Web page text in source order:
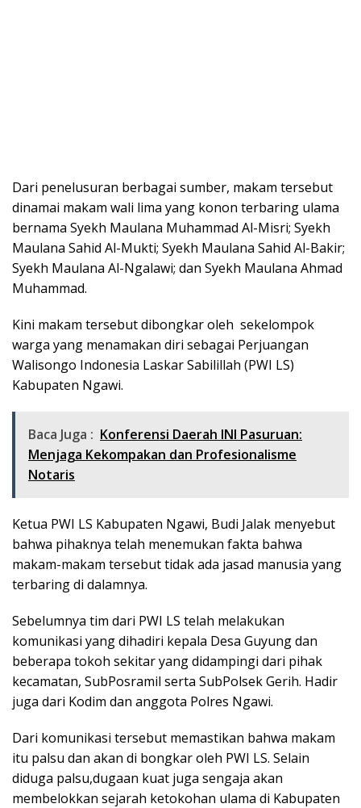
Dari penelusuran berbagai sumber, makam tersebut
dinamai makam wali lima yang konon terbaring ulama
bernama Syekh Maulana Muhammad Al-Misri; Syekh
Maulana Sahid Al-Mukti; Syekh Maulana Sahid Al-Bakir;
Syekh Maulana Al-Ngalawi; dan Syekh Maulana Ahmad
Muhammad.
Kini makam tersebut dibongkar oleh sekelompok
warga yang menamakan diri sebagai Perjuangan
Walisongo Indonesia Laskar Sabilillah (PWI LS)
Kabupaten Ngawi.
Baca Juga : Konferensi Daerah INI Pasuruan:
Menjaga Kekompakan dan Profesionalisme
Notaris
Ketua PWI LS Kabupaten Ngawi, Budi Jalak menyebut
bahwa pihaknya telah menemukan fakta bahwa
makam-makam tersebut tidak ada jasad manusia yang
terbaring di dalamnya.
Sebelumnya tim dari PWI LS telah melakukan
komunikasi yang dihadiri kepala Desa Guyung dan
beberapa tokoh sekitar yang didampingi dari pihak
kecamatan, SubPosramil serta SubPolsek Gerih. Hadir
juga dari Kodim dan anggota Polres Ngawi.
Dari komunikasi tersebut memastikan bahwa makam
itu palsu dan akan di bongkar oleh PWI LS. Selain
diduga palsu,dugaan kuat juga sengaja akan
membelokkan sejarah ketokohan ulama di Kabupaten